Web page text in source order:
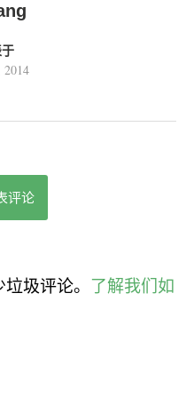
2014
评论
圾评论。 了解我们如